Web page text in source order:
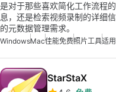
是对于那些喜欢简化工作流程
息，还是检索视频录制的详细
的元数据管理需求。
WindowsMac佳能免费照片工具适
StarStaX